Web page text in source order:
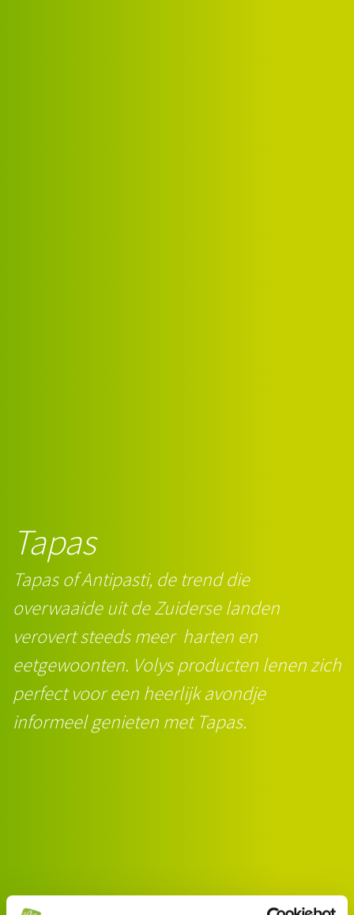
Tapas
Tapas of Antipasti, de trend die
overwaaide uit de Zuiderse landen
verovert steeds meer harten en
eetgewoonten. Volys producten lenen zich
perfect voor een heerlijk avondje
informeel genieten met Tapas.